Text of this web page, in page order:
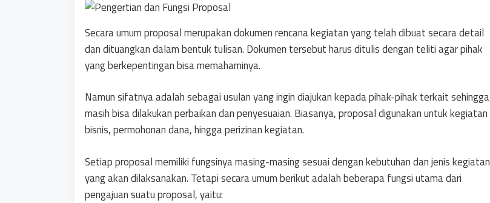
Secara umum proposal merupakan dokumen rencana kegiatan yang telah dibuat secara detail
dan dituangkan dalam bentuk tulisan. Dokumen tersebut harus ditulis dengan teliti agar pihak
yang berkepentingan bisa memahaminya.
Namun sifatnya adalah sebagai usulan yang ingin diajukan kepada pihak-pihak terkait sehingga
masih bisa dilakukan perbaikan dan penyesuaian. Biasanya, proposal digunakan untuk kegiatan
bisnis, permohonan dana, hingga perizinan kegiatan.
Setiap proposal memiliki fungsinya masing-masing sesuai dengan kebutuhan dan jenis kegiatan
yang akan dilaksanakan. Tetapi secara umum berikut adalah beberapa fungsi utama dari
pengajuan suatu proposal, yaitu: